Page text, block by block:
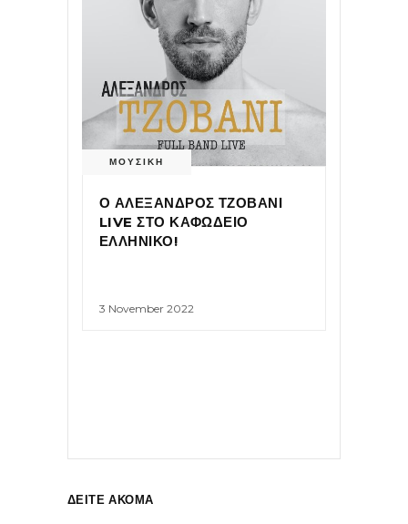
ΜΟΥΣΙΚΗ
Ο ΑΛΕΞΑΝΔΡΟΣ ΤΖΟΒΑΝΙ
LIVE ΣΤΟ ΚΑΦΩΔΕΙΟ
ΕΛΛΗΝΙΚΟ!
3 November 2022
ΔΕΙΤΕ ΑΚΟΜΑ